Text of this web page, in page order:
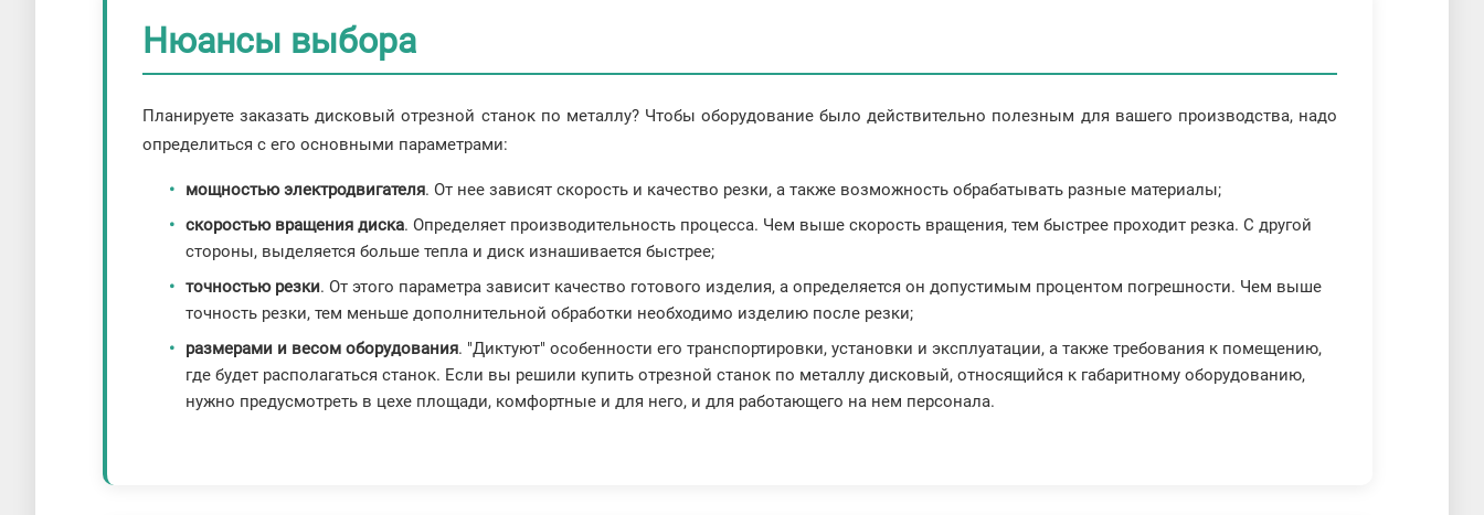
Нюансы выбора
Планируете заказать дисковый отрезной станок по металлу? Чтобы оборудование было действительно полезным для вашего производства, надо
определиться с его основными параметрами:
мощностью электродвигателя. От нее зависят скорость и качество резки, а также возможность обрабатывать разные материалы;
скоростью вращения диска. Определяет производительность процесса. Чем выше скорость вращения, тем быстрее проходит резка. С другой
стороны, выделяется больше тепла и диск изнашивается быстрее;
точностью резки. От этого параметра зависит качество готового изделия, а определяется он допустимым процентом погрешности. Чем выше
точность резки, тем меньше дополнительной обработки необходимо изделию после резки;
размерами и весом оборудования. "Диктуют" особенности его транспортировки, установки и эксплуатации, а также требования к помещению,
где будет располагаться станок. Если вы решили купить отрезной станок по металлу дисковый, относящийся к габаритному оборудованию,
нужно предусмотреть в цехе площади, комфортные и для него, и для работающего на нем персонала.